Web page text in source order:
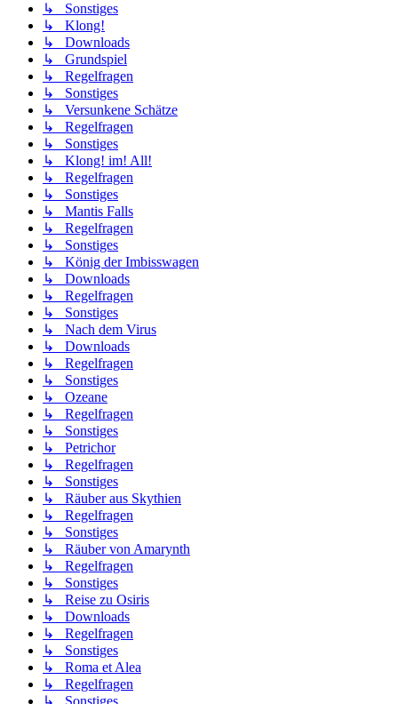
↳ Sonstiges
↳ Klong!
↳ Downloads
↳ Grundspiel
↳ Regelfragen
↳ Sonstiges
↳ Versunkene Schätze
↳ Regelfragen
↳ Sonstiges
↳ Klong! im! All!
↳ Regelfragen
↳ Sonstiges
↳ Mantis Falls
↳ Regelfragen
↳ Sonstiges
↳ König der Imbisswagen
↳ Downloads
↳ Regelfragen
↳ Sonstiges
↳ Nach dem Virus
↳ Downloads
↳ Regelfragen
↳ Sonstiges
↳ Ozeane
↳ Regelfragen
↳ Sonstiges
↳ Petrichor
↳ Regelfragen
↳ Sonstiges
↳ Räuber aus Skythien
↳ Regelfragen
↳ Sonstiges
↳ Räuber von Amarynth
↳ Regelfragen
↳ Sonstiges
↳ Reise zu Osiris
↳ Downloads
↳ Regelfragen
↳ Sonstiges
↳ Roma et Alea
↳ Regelfragen